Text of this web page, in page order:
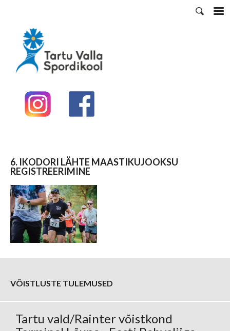
6. IKODORI LÄHTE MAASTIKUJOOKSU
REGISTREERIMINE
VÕISTLUSTE TULEMUSED
Tartu vald/Rainter võistkond